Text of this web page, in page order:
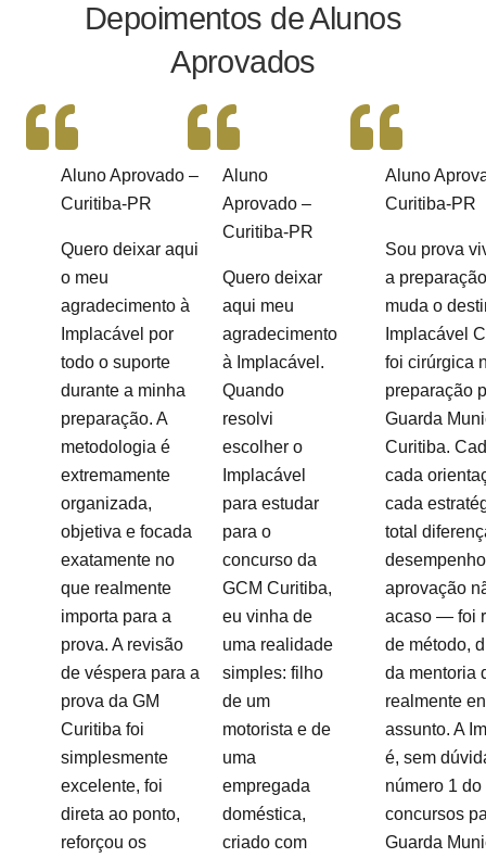
Depoimentos de Alunos
Aprovados
Aluno Aprovado –
Curitiba-PR
Quero deixar aqui
o meu
agradecimento à
Implacável por
todo o suporte
durante a minha
preparação. A
metodologia é
extremamente
organizada,
objetiva e focada
exatamente no
que realmente
importa para a
prova. A revisão
de véspera para a
prova da GM
Curitiba foi
simplesmente
excelente, foi
direta ao ponto,
reforçou os
Aluno
Aprovado –
Curitiba-PR
Quero deixar
aqui meu
agradecimento
à Implacável.
Quando
resolvi
escolher o
Implacável
para estudar
para o
concurso da
GCM Curitiba,
eu vinha de
uma realidade
simples: filho
de um
motorista e de
uma
empregada
doméstica,
criado com
Aluno
Curitiba-PR
Sou prova
a
muda o
Implacável
foi cirúrgica
preparação
Guarda
Curitiba.
cada
cada
total
aprovação
acaso — foi
de método,
da mentoria
realmente
assunto. A
é, sem
número 1
concursos
Guarda